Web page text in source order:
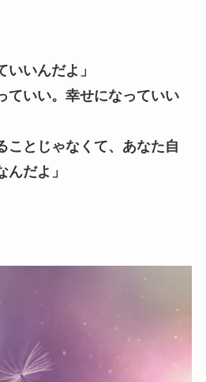
いいんだよ」
ていい。幸せになっていい
ことじゃなくて、あなた自
だよ」